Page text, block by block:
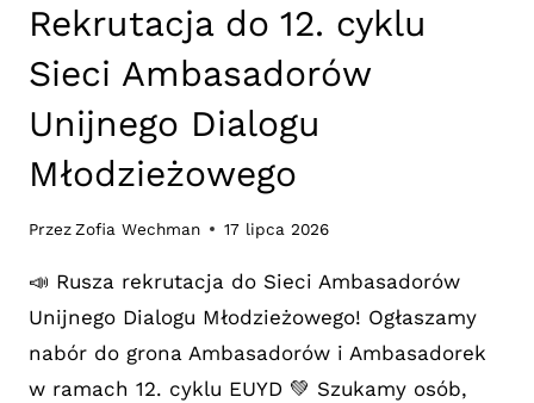
Rekrutacja do 12. cyklu
Sieci Ambasadorów
Unijnego Dialogu
Młodzieżowego
PrzezZofia Wechman 17 lipca 2026
📣 Rusza rekrutacja do Sieci Ambasadorów
Unijnego Dialogu Młodzieżowego! Ogłaszamy
nabór do grona Ambasadorów i Ambasadorek
w ramach 12. cyklu EUYD 💚 Szukamy osób,